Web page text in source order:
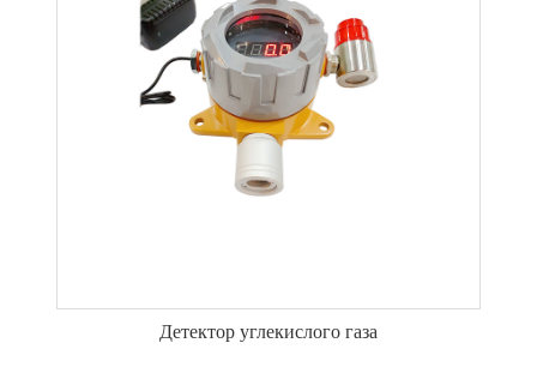
Детектор углекислого газа